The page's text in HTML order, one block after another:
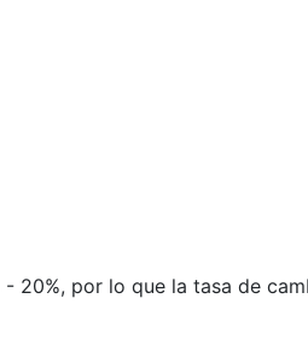
20%, por lo que la tasa de